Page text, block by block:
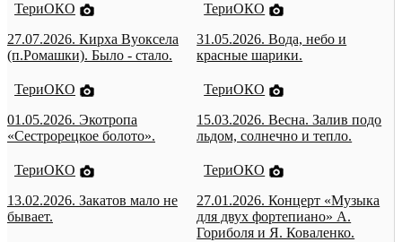
ТериОКО
27.07.2026. Кирха Вуоксела
(п.Ромашки). Было - стало.
ТериОКО
31.05.2026. Вода, небо и
красные шарики.
ТериОКО
01.05.2026. Экотропа
«Сестрорецкое болото».
ТериОКО
15.03.2026. Весна. Залив подо
льдом, солнечно и тепло.
ТериОКО
13.02.2026. Закатов мало не
бывает.
ТериОКО
27.01.2026. Концерт «Музыка
для двух фортепиано» А.
Гориболя и Я. Коваленко.